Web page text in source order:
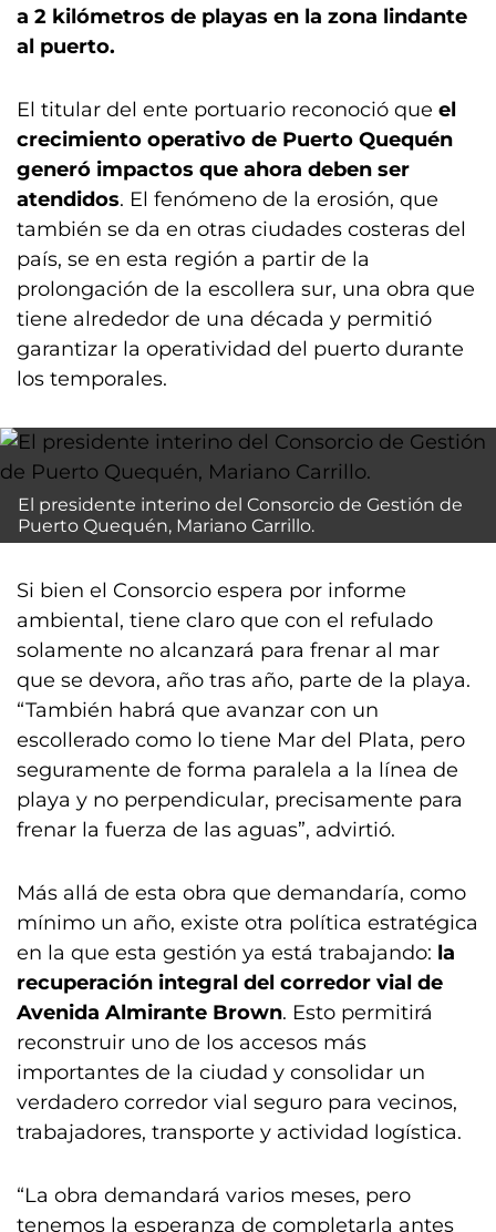
a 2 kilómetros de playas en la zona lindante
al puerto.
El titular del ente portuario reconoció que el
crecimiento operativo de Puerto Quequén
generó impactos que ahora deben ser
atendidos. El fenómeno de la erosión, que
también se da en otras ciudades costeras del
país, se en esta región a partir de la
prolongación de la escollera sur, una obra que
tiene alrededor de una década y permitió
garantizar la operatividad del puerto durante
los temporales.
El presidente interino del Consorcio de Gestión de
Puerto Quequén, Mariano Carrillo.
Si bien el Consorcio espera por informe
ambiental, tiene claro que con el refulado
solamente no alcanzará para frenar al mar
que se devora, año tras año, parte de la playa.
“También habrá que avanzar con un
escollerado como lo tiene Mar del Plata, pero
seguramente de forma paralela a la línea de
playa y no perpendicular, precisamente para
frenar la fuerza de las aguas”, advirtió.
Más allá de esta obra que demandaría, como
mínimo un año, existe otra política estratégica
en la que esta gestión ya está trabajando: la
recuperación integral del corredor vial de
Avenida Almirante Brown. Esto permitirá
reconstruir uno de los accesos más
importantes de la ciudad y consolidar un
verdadero corredor vial seguro para vecinos,
trabajadores, transporte y actividad logística.
“La obra demandará varios meses, pero
tenemos la esperanza de completarla antes